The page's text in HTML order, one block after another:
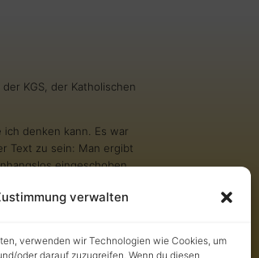
verwalten
verwenden wir Technologien wie Cookies, um
oder darauf zuzugreifen. Wenn du diesen
KGS, der Katholischen
denken kann. Es war
Text zu sein: Man ergibt
eingeschoben
bin ich allein deshalb
andere Texte schaffen
blind zu sein. Und